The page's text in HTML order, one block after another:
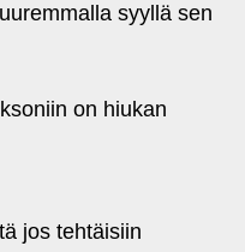
syyllä sen
on hiukan
jos tehtäisiin